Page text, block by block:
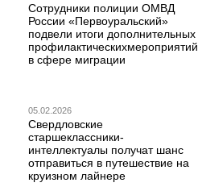
Сотрудники полиции ОМВД
России «Первоуральский»
подвели итоги дополнительных
профилактическихмероприятий
в сфере миграции
05.02.2026
Свердловские
старшеклассники-
интеллектуалы получат шанс
отправиться в путешествие на
круизном лайнере